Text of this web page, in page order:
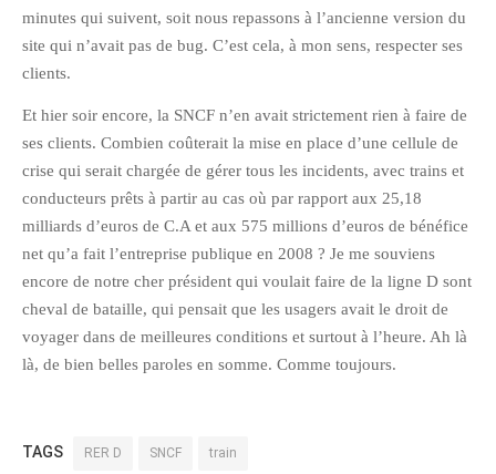
mai 2012
avril 2012
février 2012
janvier 2012
décembre 2011
novembre 2011
octobre 2011
septembre 2011
août 2011
juillet 2011
avril 2011
minutes qui suivent, soit nous repassons à l’ancienne version du
site qui n’avait pas de bug. C’est cela, à mon sens, respecter ses
clients.
Et hier soir encore, la SNCF n’en avait strictement rien à faire de
ses clients. Combien coûterait la mise en place d’une cellule de
crise qui serait chargée de gérer tous les incidents, avec trains et
conducteurs prêts à partir au cas où par rapport aux 25,18
milliards d’euros de C.A et aux 575 millions d’euros de bénéfice
net qu’a fait l’entreprise publique en 2008 ? Je me souviens
encore de notre cher président qui voulait faire de la ligne D sont
cheval de bataille, qui pensait que les usagers avait le droit de
voyager dans de meilleures conditions et surtout à l’heure. Ah là
là, de bien belles paroles en somme. Comme toujours.
TAGS RER D SNCF train